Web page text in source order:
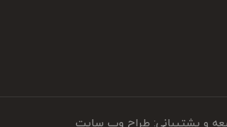
و پشتیبانی: طراح وب سایت